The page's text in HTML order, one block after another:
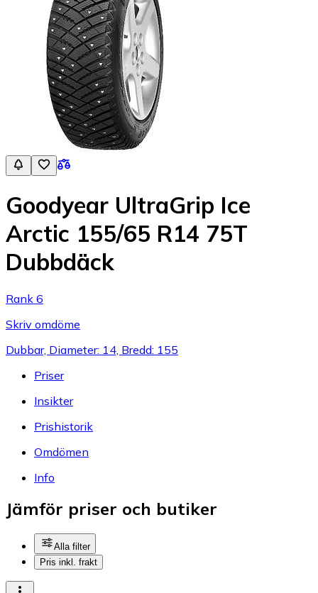
Goodyear UltraGrip Ice
Arctic 155/65 R14 75T
Dubbdäck
Rank 6
Skriv omdöme
Dubbar, Diameter: 14, Bredd: 155
Priser
Insikter
Prishistorik
Omdömen
Info
Jämför priser och butiker
Alla filter
Pris inkl. frakt